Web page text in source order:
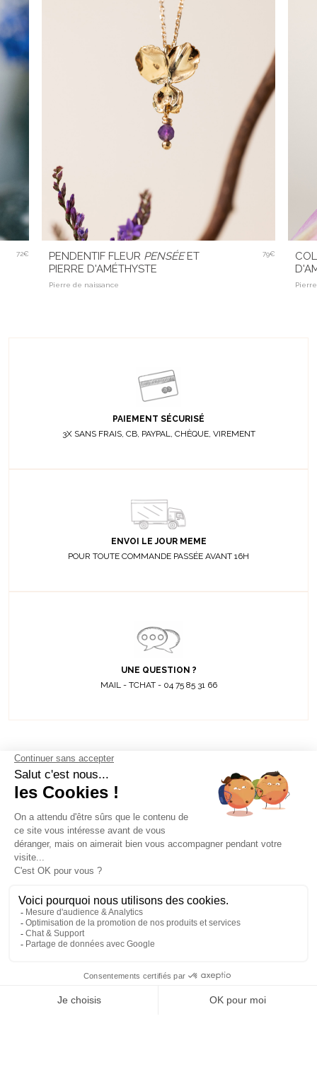
72€ PENDENTIF FLEUR PENSÉEET
PIERRE D'AMÉTHYSTE
Pierre de naissance
79€
PAIEMENT SÉCURISÉ
3X SANS FRAIS, CB, PAYPAL, CHÈQUE, VIREMENT
ENVOI LE JOUR MEME
POUR TOUTE COMMANDE PASSÉE AVANT 16H
UNE QUESTION ?
MAIL - TCHAT - 04 75 85 31 66
Découvrez toutes
EMAIL